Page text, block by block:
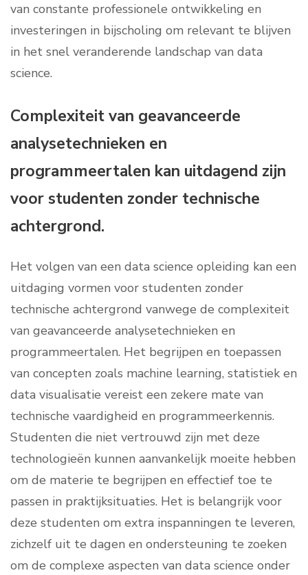
van constante professionele ontwikkeling en
investeringen in bijscholing om relevant te blijven
in het snel veranderende landschap van data
science.
Complexiteit van geavanceerde
analysetechnieken en
programmeertalen kan uitdagend zijn
voor studenten zonder technische
achtergrond.
Het volgen van een data science opleiding kan een
uitdaging vormen voor studenten zonder
technische achtergrond vanwege de complexiteit
van geavanceerde analysetechnieken en
programmeertalen. Het begrijpen en toepassen
van concepten zoals machine learning, statistiek en
data visualisatie vereist een zekere mate van
technische vaardigheid en programmeerkennis.
Studenten die niet vertrouwd zijn met deze
technologieën kunnen aanvankelijk moeite hebben
om de materie te begrijpen en effectief toe te
passen in praktijksituaties. Het is belangrijk voor
deze studenten om extra inspanningen te leveren,
zichzelf uit te dagen en ondersteuning te zoeken
om de complexe aspecten van data science onder